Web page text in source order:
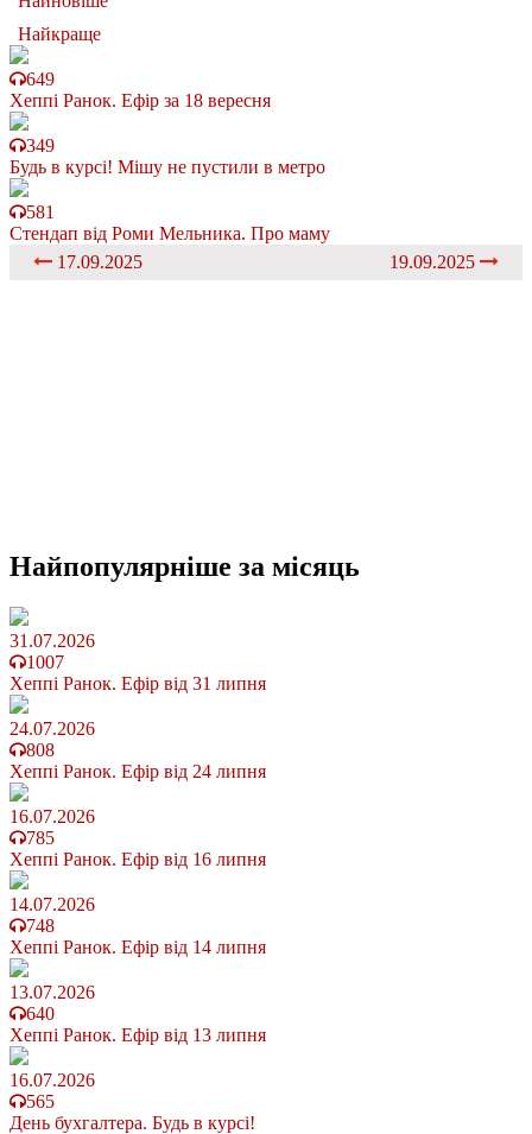
Найкраще
649
Хеппі Ранок. Ефір за 18 вересня
349
Будь в курсі! Мішу не пустили в метро
581
Стендап від Роми Мельника. Про маму
17.09.2025
19.09.2025
Найпопулярніше за місяць
31.07.2026
1007
Хеппі Ранок. Ефір від 31 липня
24.07.2026
808
Хеппі Ранок. Ефір від 24 липня
16.07.2026
785
Хеппі Ранок. Ефір від 16 липня
14.07.2026
748
Хеппі Ранок. Ефір від 14 липня
13.07.2026
640
Хеппі Ранок. Ефір від 13 липня
16.07.2026
565
День бухгалтера. Будь в курсі!